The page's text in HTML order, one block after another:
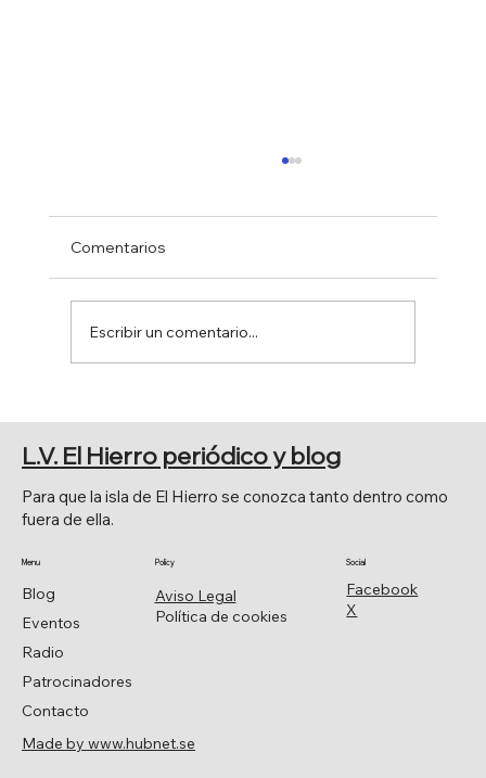
Comentarios
Escribir un comentario...
Facebook
X
Social
Aviso Legal
Política de cookies
Policy
Blog
Eventos
Radio
Patrocinadores
Contacto
Menu
Para que la isla de El Hierro se conozca tanto dentro como
fuera de ella.
L.V. El Hierro periódico y blog
Made by www.hubnet.se